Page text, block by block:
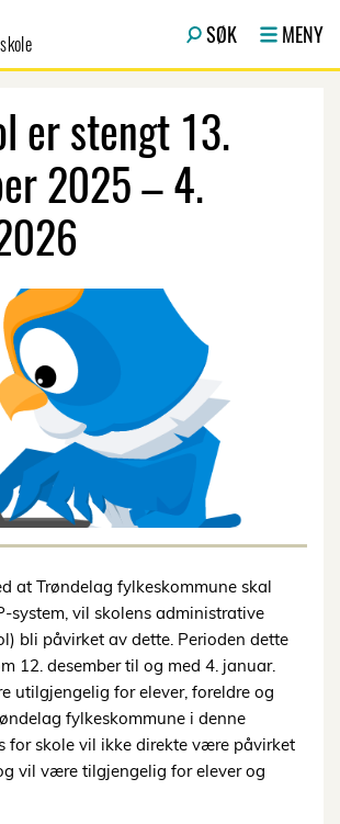
SØK MENY
er stengt 13.
2025 – 4.
at Trøndelag fylkeskommune skal
system, vil skolens administrative
bli påvirket av dette. Perioden dette
12. desember til og med 4. januar.
utilgjengelig for elever, foreldre og
fylkeskommune i denne
for skole vil ikke direkte være påvirket
vil være tilgjengelig for elever og